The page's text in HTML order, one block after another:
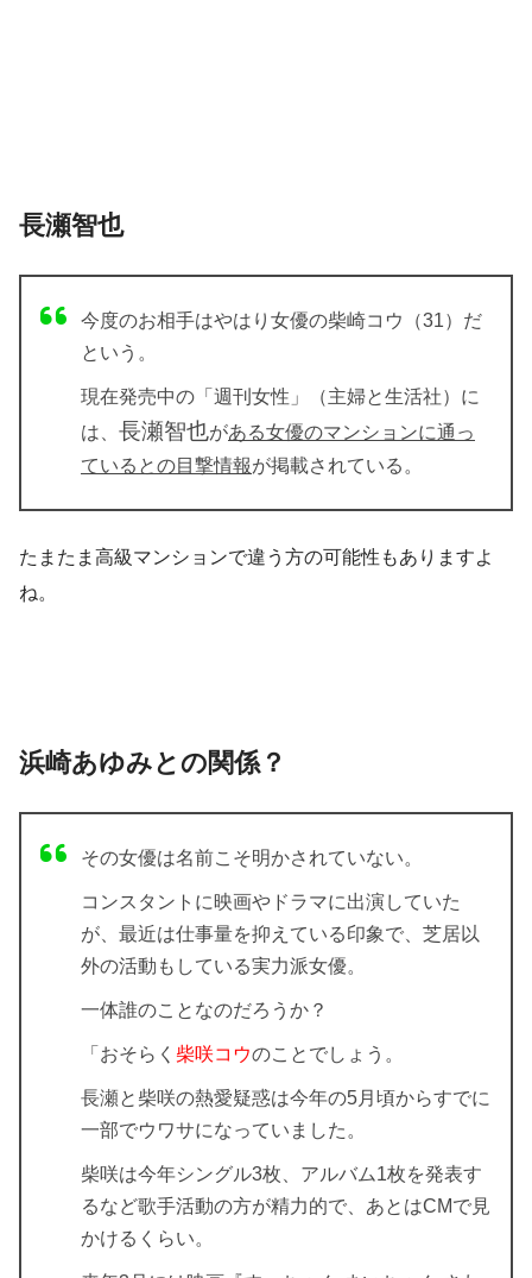
長瀬智也
今度のお相手はやはり女優の柴崎コウ（31）だ
という。
現在発売中の「週刊女性」（主婦と生活社）に
は、 長瀬智也がある女優のマンションに通っ
ているとの目撃情報が掲載されている。
たまたま高級マンションで違う方の可能性もありますよ
ね。
浜崎あゆみとの関係？
その女優は名前こそ明かされていない。
コンスタントに映画やドラマに出演していた
が、 最近は仕事量を抑えている印象で、芝居以
外の活動もしている実力派女優。
一体誰のことなのだろうか？
「おそらく 柴咲コウのことでしょう。
長瀬と柴咲の熱愛疑惑は今年の5月頃からすでに
一部でウワサになっていました。
柴咲は今年シングル3枚、アルバム1枚を発表す
るなど歌手活動の方が精力的で、あとはCMで見
かけるくらい。